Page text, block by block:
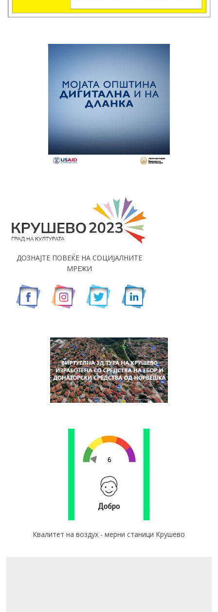
ДОЗНАЈТЕ ПОВЕЌЕ НА СОЦИЈАЛНИТЕ
МРЕЖИ
Квалитет на воздух - мерни станици Крушево